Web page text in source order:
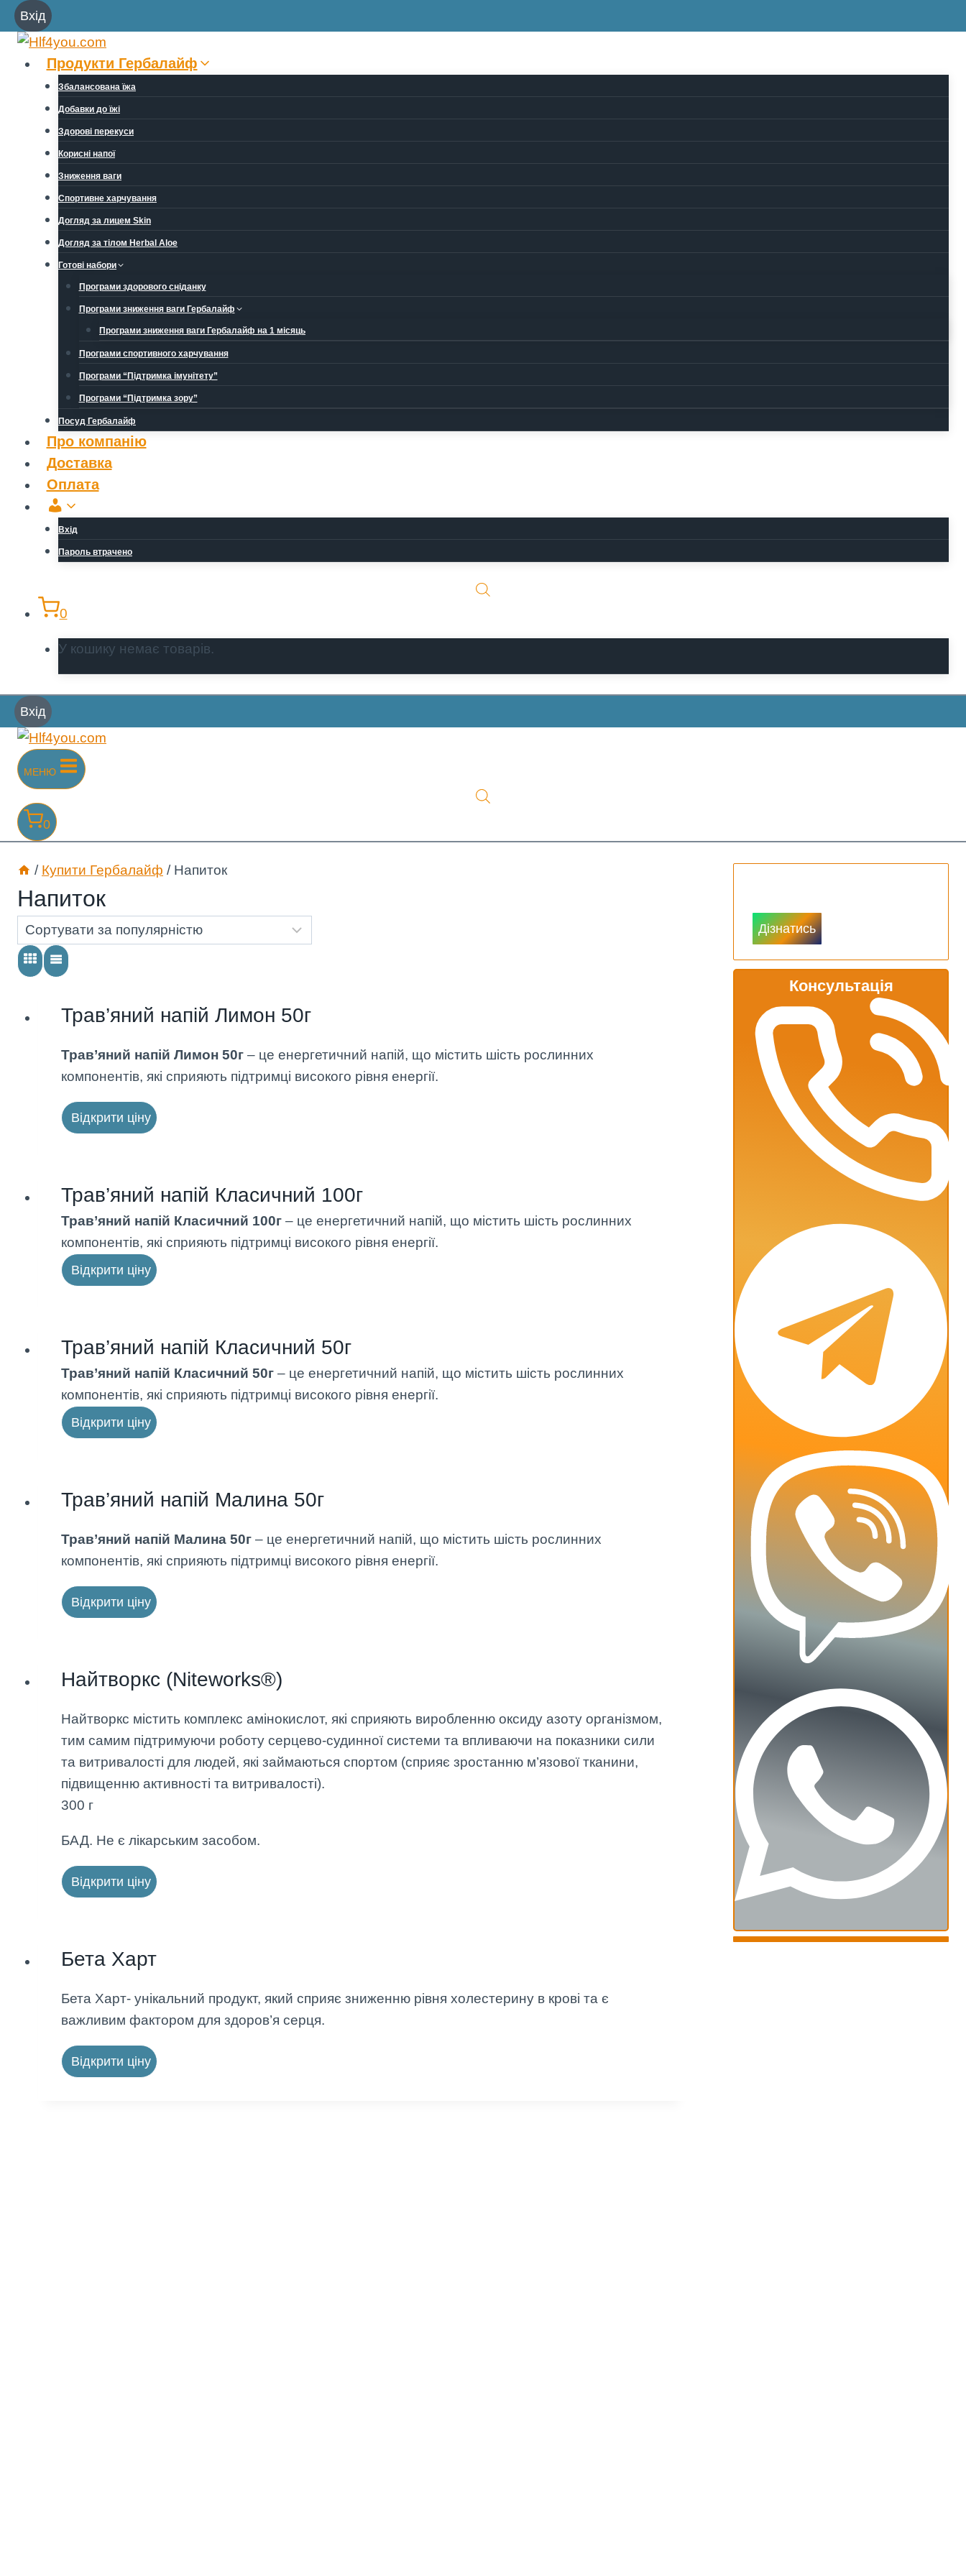
Перейти
до
вмісту
Вхід
Продукти Гербалайф
Збалансована їжа
Добавки до їжі
Здорові перекуси
Корисні напої
Зниження ваги
Спортивне харчування
Догляд за лицем Skin
Догляд за тілом Herbal Aloe
Готові набори
Програми здорового сніданку
Програми зниження ваги Гербалайф
Програми зниження ваги Гербалайф на 1 місяць
Програми спортивного харчування
Програми “Підтримка імунітету”
Програми “Підтримка зору”
Посуд Гербалайф
Про компанію
Доставка
Оплата
Обліковий
запис
Вхід
Пароль втрачено
0
У кошику немає товарів.
Вхід
МЕНЮ
0
/ Купити Гербалайф / Напиток
Напиток
Трав’яний напій Лимон 50г
Трав’яний напій Лимон 50г– це енергетичний напій, що містить шість рослинних
компонентів, які сприяють підтримці високого рівня енергії.
Відкрити ціну
Трав’яний напій Класичний 100г
Трав’яний напій Класичний 100г– це енергетичний напій, що містить шість рослинних
компонентів, які сприяють підтримці високого рівня енергії.
Відкрити ціну
Трав’яний напій Класичний 50г
Трав’яний напій Класичний 50г– це енергетичний напій, що містить шість рослинних
компонентів, які сприяють підтримці високого рівня енергії.
Відкрити ціну
Трав’яний напій Малина 50г
Трав’яний напій Малина 50г– це енергетичний напій, що містить шість рослинних
компонентів, які сприяють підтримці високого рівня енергії.
Відкрити ціну
Найтворкс (Niteworks®)
Найтворкс містить комплекс амінокислот, які сприяють виробленню оксиду азоту організмом,
тим самим підтримуючи роботу серцево-судинної системи та впливаючи на показники сили
та витривалості для людей, які займаються спортом (сприяє зростанню м’язової тканини,
підвищенню активності та витривалості).
300 г
БАД. Не є лікарським засобом.
Відкрити ціну
Бета Харт
Бета Харт- унікальний продукт, який сприяє зниженню рівня холестерину в крові та є
важливим фактором для здоров’я серця.
Відкрити ціну
Дізнатись
Консультація